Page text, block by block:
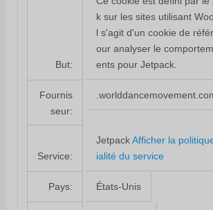
But:
k sur les sites utilisant
l s'agit d'un cookie de
our analyser le
ents pour Jetpack.
Fournis
seur:
Service:
JetpackAfficher la
ialité du service
Pays: États-Unis